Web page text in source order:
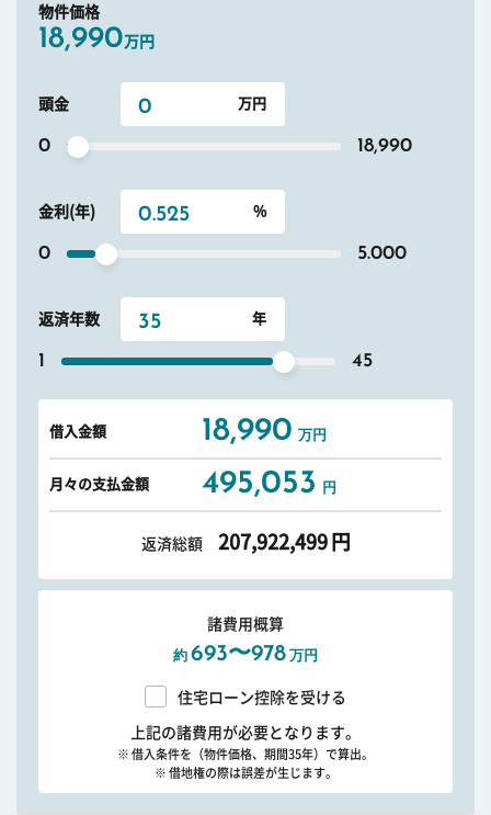
物件価格
18,990万円
頭金
0 18,990
金利(年)
0 5.000
返済年数
1 45
借入金額 18,990 万円
月々の支払金額 495,053 円
返済総額 207,922,499 円
諸費用概算
約 693〜978 万円
住宅ローン控除を受ける
上記の諸費用が必要となります。
※ 借入条件を（物件価格、期間35年）で算出。
※ 借地権の際は誤差が生じます。